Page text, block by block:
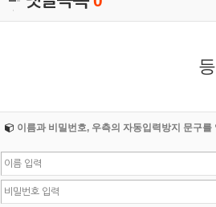
이름과 비밀번호, 우측의 자동입력방지 문구를